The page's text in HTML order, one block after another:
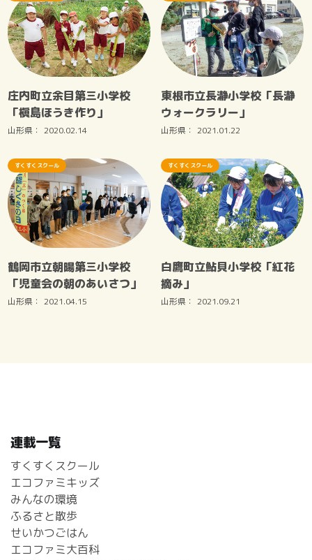
庄内町立余目第三小学校
「槇島ほうき作り」
山形県： 2020.02.14
東根市立長瀞小学校「長瀞
ウォークラリー」
山形県： 2021.01.22
鶴岡市立朝暘第三小学校
「児童会の朝のあいさつ」
山形県： 2021.04.15
すくすくスクール
白鷹町立鮎貝小学校「紅花
摘み」
山形県： 2021.09.21
すくすくスクール
連載一覧
すくすくスクール
エコファミキッズ
みんなの環境
ふるさと散歩
せいかつごはん
エコファミ大百科